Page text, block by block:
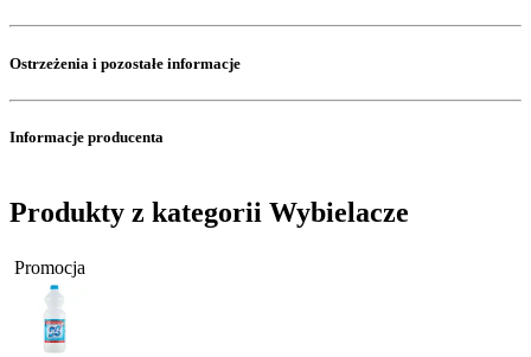
Ostrzeżenia i pozostałe informacje
Informacje producenta
Produkty z kategorii Wybielacze
Promocja